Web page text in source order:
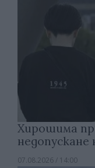
Хирошима
недопускане
07.08.2026 / 14:00